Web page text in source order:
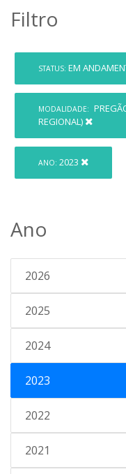
Filtro
STATUS: EM
MODALIDADE:
REGIONAL)
ANO: 2023
Ano
2026
2025
2024
2023
2022
2021